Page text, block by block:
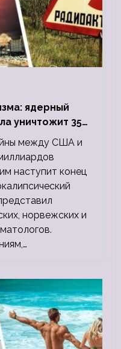
ядерный
уничтожит 350
5 миллиардов
между США и
наступит конец
норвежских и